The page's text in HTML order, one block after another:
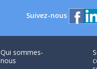
Suivez-nous
Qui sommes-
nous